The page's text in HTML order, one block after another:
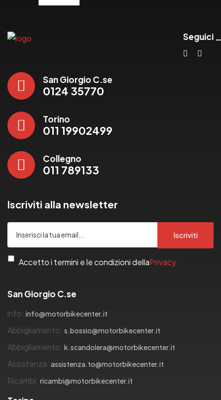
Seguici
San Giorgio C.se
0124 35770
Torino
011 19902499
Collegno
011 789133
Iscriviti alla newsletter
Accetto i termini e le condizioni dellaPrivacy
Iscriviti
San Giorgio C.se
info: info@motorbikecenter.it
Abbigliamento: s.bossio@motorbikecenter.it
Abbigliamento: k.scandolera@motorbikecenter.it
Assistenza: assistenza.to@motorbikecenter.it
Ricambi: ricambi@motorbikecenter.it